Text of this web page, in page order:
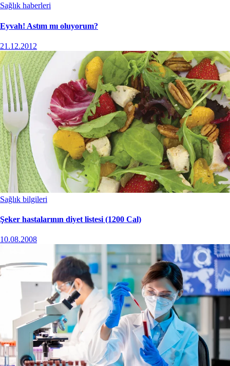
Sağlık haberleri
Eyvah! Astım mı oluyorum?
21.12.2012
Sağlık bilgileri
Şeker hastalarının diyet listesi (1200 Cal)
10.08.2008